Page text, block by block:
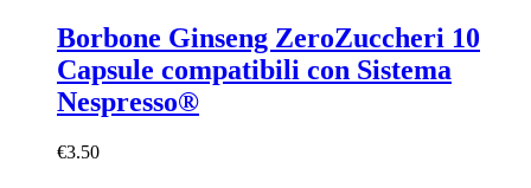
Borbone Ginseng ZeroZuccheri 10
Capsule compatibili con Sistema
Nespresso®
€3.50